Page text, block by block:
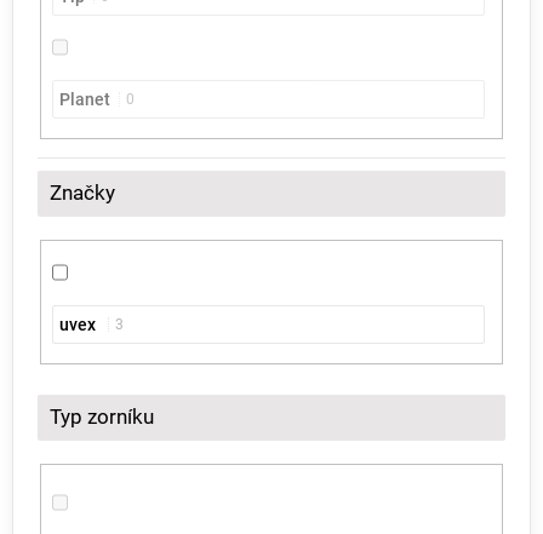
Planet 0
Značky
uvex 3
Typ zorníku